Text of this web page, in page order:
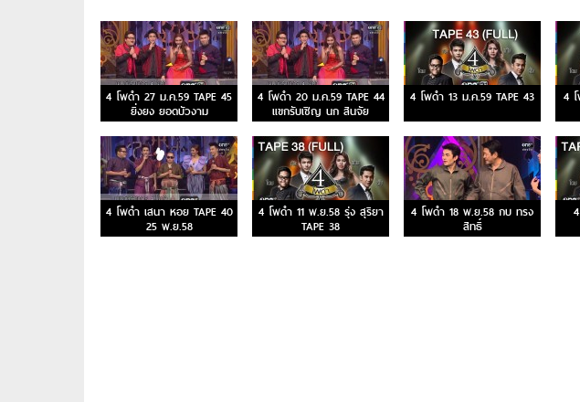
4 โพดำ 27 ม.ค.59 TAPE 45
ยิ่งยง ยอดบัวงาม
4 โพดำ 20 ม.ค.59 TAPE 44
แขกรับเชิญ นก สินจัย
4 โพดำ 13 ม.ค.59 TAPE 43 4
4 โพดำ เสนา หอย TAPE 40
25 พ.ย.58
4 โพดำ 11 พ.ย.58 รุ่ง สุริยา
TAPE 38
4 โพดำ 18 พ.ย.58 กบ ทรง
สิทธิ์